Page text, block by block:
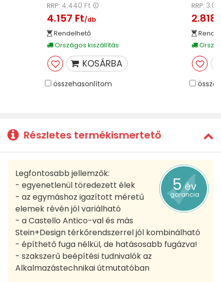
RRP: 4.440 Ft
4.157 Ft/db
Rendelhető
Országos kiszállítás
KOSÁRBA
összehasonlítom
RRP:
2.818
Részletes termékismertető
5év
garancia
Legfontosabb jellemzők:
- egyenetlenül töredezett élek
- az egymáshoz igazított méretű
elemek révén jól variálható
- a Castello Antico-val és más
Stein+Design térkőrendszerrel jól kombinálható
- építhető fuga nélkül, de hatásosabb fugázva!
- szakszerű beépítési tudnivalók az
Alkalmazástechnikai útmutatóban